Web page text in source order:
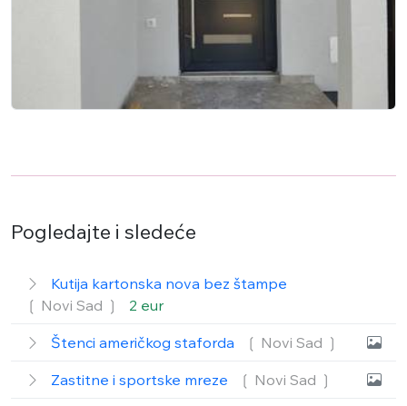
Pogledajte i sledeće
Kutija kartonska nova bez štampe
❲ Novi Sad ❳ 2 eur
Štenci američkog staforda ❲ Novi Sad ❳
Zastitne i sportske mreze ❲ Novi Sad ❳